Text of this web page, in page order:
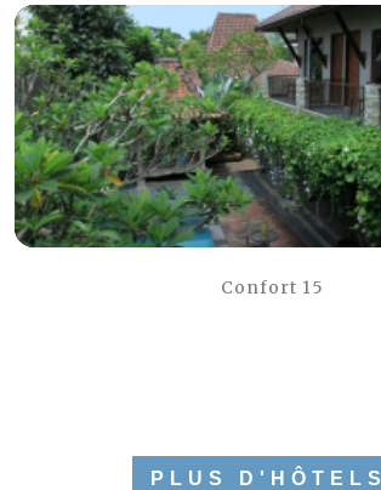
Confort 15
PLUS D'HÔTELS